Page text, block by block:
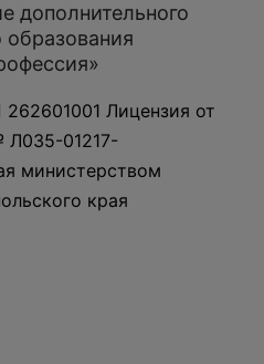
дополнительного
образования
Лицензия от
Л035-01217-
министерством
края